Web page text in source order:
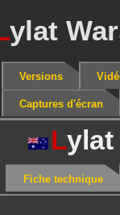
ylat
Versions
Captures d'écran
Lylat
Fiche technique